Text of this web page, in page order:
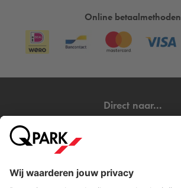
Online betaalmethoden
Direct naar...